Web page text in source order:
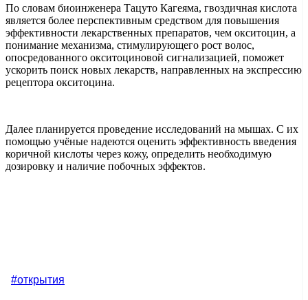
По словам биоинженера Тацуто Кагеяма, гвоздичная кислота
является более перспективным средством для повышения
эффективности лекарственных препаратов, чем окситоцин, а
понимание механизма, стимулирующего рост волос,
опосредованного окситоциновой сигнализацией, поможет
ускорить поиск новых лекарств, направленных на экспрессию
рецептора окситоцина.
Далее планируется проведение исследований на мышах. С их
помощью учёные надеются оценить эффективность введения
коричной кислоты через кожу, определить необходимую
дозировку и наличие побочных эффектов.
#открытия